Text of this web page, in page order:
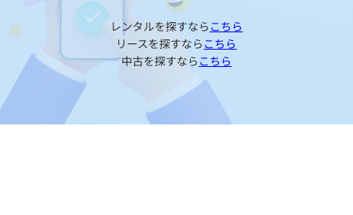
レンタルを探すなら こちら
リースを探すなら こちら
中古を探すなら こちら